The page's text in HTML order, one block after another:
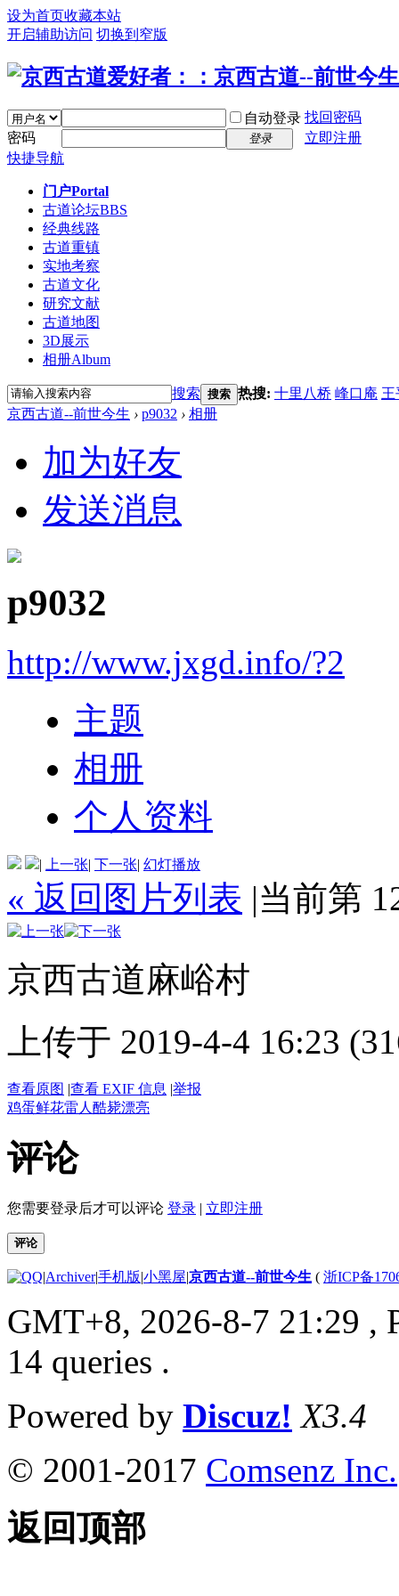
设为首页收藏本站
开启辅助访问 切换到窄版
自动登录 找回密码
密码
登录
立即注册
快捷导航
门户Portal
古道论坛BBS
经典线路
古道重镇
实地考察
古道文化
研究文献
古道地图
3D展示
相册Album
搜索 搜索 热搜: 十里八桥 峰口庵 王
京西古道--前世今生 › p9032 › 相册
加为好友
发送消息
p9032
http://www.jxgd.info/?2
主题
相册
个人资料
| 上一张| 下一张| 幻灯播放
« 返回图片列表 |当前第
京西古道麻峪村
上传于 2019-4-4 16:23
查看原图 |查看 EXIF 信息 |举报
鸡蛋鲜花雷人 酷毙漂亮
评论
您需要登录后才可以评论 登录 | 立即注册
评论
|Archiver|手机版|小黑屋|京西古道--前世今生 ( 浙ICP备
GMT+8, 2026-8-7 21:29 ,
14 queries .
Powered by Discuz! X3.4
© 2001-2017 Comsenz Inc.
返回顶部